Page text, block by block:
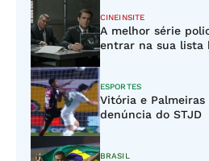
CINEINSITE
A melhor série
entrar na sua lista
ESPORTES
Vitória e
denúncia do STJD
BRASIL